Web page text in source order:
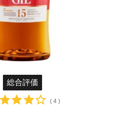
総合評価
( 4 )